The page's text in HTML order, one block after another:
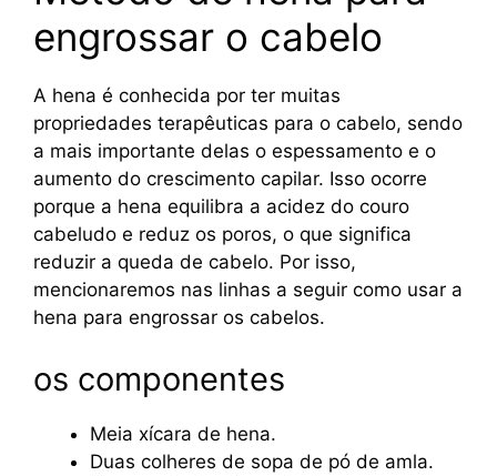
engrossar o cabelo
A hena é conhecida por ter muitas
propriedades terapêuticas para o cabelo, sendo
a mais importante delas o espessamento e o
aumento do crescimento capilar. Isso ocorre
porque a hena equilibra a acidez do couro
cabeludo e reduz os poros, o que significa
reduzir a queda de cabelo. Por isso,
mencionaremos nas linhas a seguir como usar a
hena para engrossar os cabelos.
os componentes
Meia xícara de hena.
Duas colheres de sopa de pó de amla.